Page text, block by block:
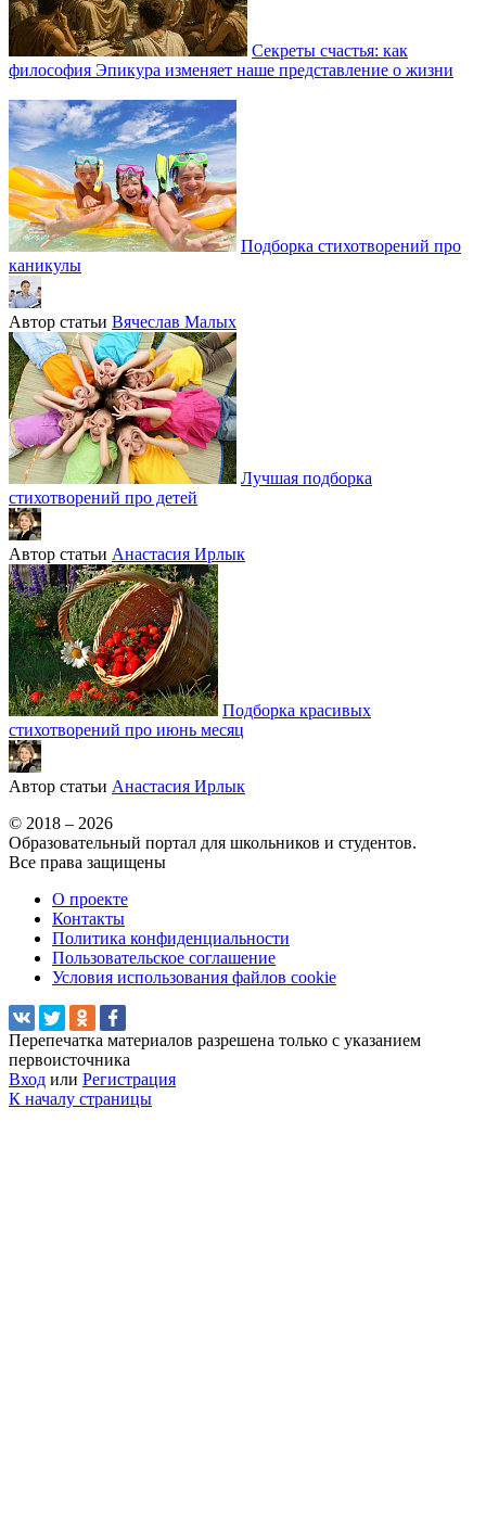
Секреты счастья: как
философия Эпикура изменяет наше представление о жизни
Подборка стихотворений про
каникулы
Автор статьи Вячеслав Малых
Лучшая подборка
стихотворений про детей
Автор статьи Анастасия Ирлык
Подборка красивых
стихотворений про июнь месяц
Автор статьи Анастасия Ирлык
© 2018 – 2026
Образовательный портал для школьников и студентов.
Все права защищены
О проекте
Контакты
Политика конфиденциальности
Пользовательское соглашение
Условия использования файлов cookie
Перепечатка материалов разрешена только с указанием
первоисточника
Вход или Регистрация
К началу страницы